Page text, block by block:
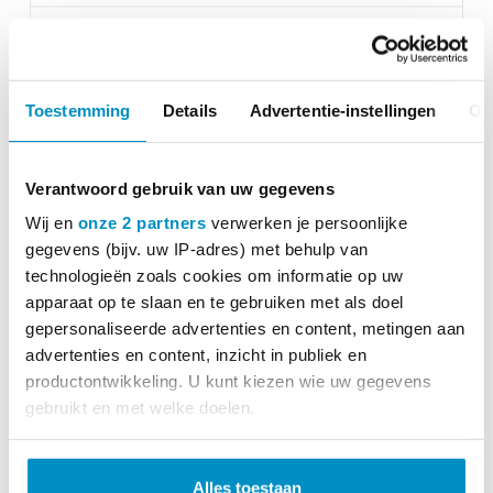
Toestemming Details Advertentie-instellingen
Verantwoord gebruik van uw gegevens
Wij en onze 2 partners verwerken je persoonlijke
gegevens (bijv. uw IP-adres) met behulp van
technologieën zoals cookies om informatie op uw
apparaat op te slaan en te gebruiken met als doel
gepersonaliseerde advertenties en content, metingen aan
advertenties en content, inzicht in publiek en
productontwikkeling. U kunt kiezen wie uw gegevens
gebruikt en met welke doelen.
Lees meer over hoe uw persoonlijke gegevens worden
verwerkt en stel uw voorkeuren in het
Alles toestaan